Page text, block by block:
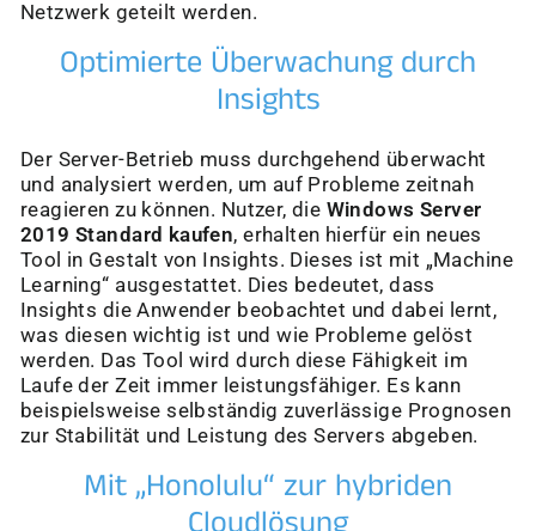
Netzwerk geteilt werden.
Optimierte Überwachung durch
Insights
Der Server-Betrieb muss durchgehend überwacht
und analysiert werden, um auf Probleme zeitnah
reagieren zu können. Nutzer, die Windows Server
2019 Standard kaufen, erhalten hierfür ein neues
Tool in Gestalt von Insights. Dieses ist mit „Machine
Learning“ ausgestattet. Dies bedeutet, dass
Insights die Anwender beobachtet und dabei lernt,
was diesen wichtig ist und wie Probleme gelöst
werden. Das Tool wird durch diese Fähigkeit im
Laufe der Zeit immer leistungsfähiger. Es kann
beispielsweise selbständig zuverlässige Prognosen
zur Stabilität und Leistung des Servers abgeben.
Mit „Honolulu“ zur hybriden